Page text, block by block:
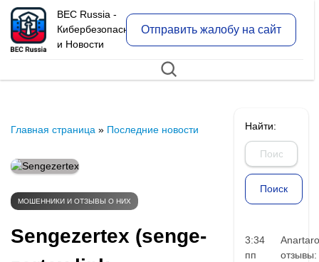
BEC Russia -
Кибербезопасность
и Новости
Отправить жалобу на сайт
Главная страница » Последние новости
МОШЕННИКИ И ОТЗЫВЫ О НИХ
Sengezertex (senge-
Найти:
3:34
пп
отзывы: